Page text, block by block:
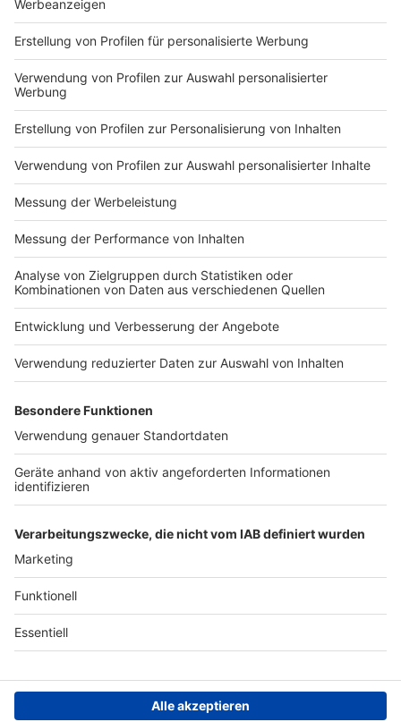
Du hast dir noch keine Artikel gemerkt
Impressum
Nutzungsbedingungen
Jobs
Presse
Werben
Archiv
ANTENNE BAYERN GROUP
Stiftung ANTENNE BAYERN
hilft
Teilnahmebedingungen
Grounding Page ANTENNE
BAYERN
Kontakt
Studio-Hotline
Verkehrs-Hotline
Datenschutz­erklärung
einstellungen
Newsletter